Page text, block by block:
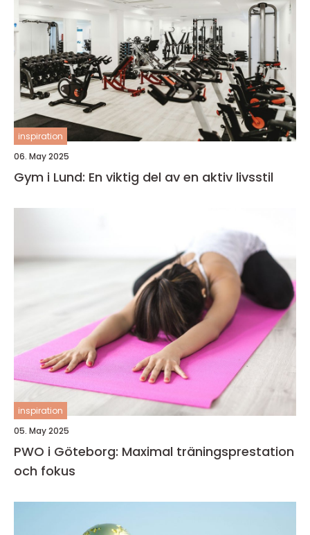
inspiration
06. May 2025
Gym i Lund: En viktig del av en aktiv livsstil
inspiration
05. May 2025
PWO i Göteborg: Maximal träningsprestation
och fokus